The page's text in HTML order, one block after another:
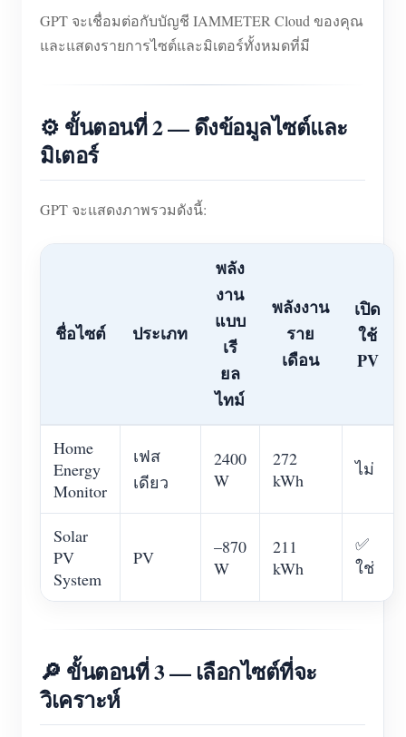
GPT จะเชื่อมต่อกับบัญชี IAMMETER Cloud ของคุณ
และแสดงรายการไซต์และมิเตอร์ทั้งหมดที่มี
⚙️ ขั้นตอนที่ 2 — ดึงข้อมูลไซต์และ
มิเตอร์
GPT จะแสดงภาพรวมดังนี้:
ชื่อไซต์ ประเภท
พลัง
งาน
แบบ
เรี
ยล
ไทม์
พลังงาน
ราย
เดือน
เปิด
ใช้
PV
Home
Energy
Monitor
เฟส
เดียว
2400
W
272
kWh
ไม่
Solar
PV
System
PV
–870
W
211
kWh
✅
ใช่
🔎 ขั้นตอนที่ 3 — เลือกไซต์ที่จะ
วิเคราะห์